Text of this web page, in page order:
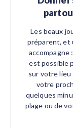
Les beaux
préparent, et
accompagne
est possible
sur votre lieu
votre
quelques
plage ou de